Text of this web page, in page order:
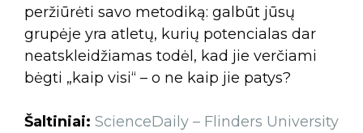
peržiūrėti savo metodiką: galbūt jūsų
grupėje yra atletų, kurių potencialas dar
neatskleidžiamas todėl, kad jie verčiami
bėgti „kaip visi“ – o ne kaip jie patys?
Šaltiniai: ScienceDaily – Flinders University